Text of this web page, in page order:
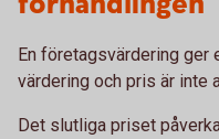
En företagsvärdering ger
värdering och pris är inte
Det slutliga priset